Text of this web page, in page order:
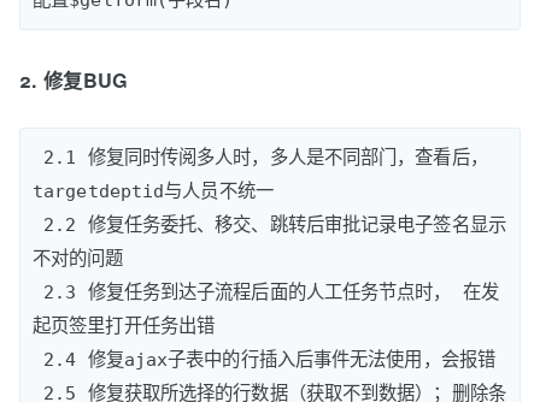
2. 修复BUG
targetdeptid与人员不统一
不对的问题
起页签里打开任务出错